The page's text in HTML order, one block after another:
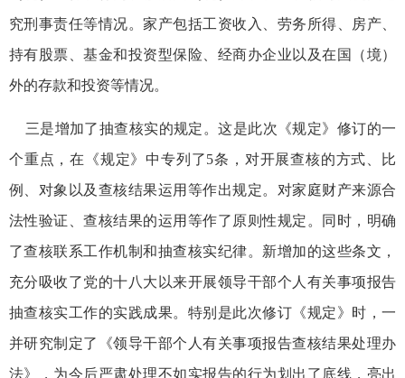
究刑事责任等情况。家产包括工资收入、劳务所得、房产、
持有股票、基金和投资型保险、经商办企业以及在国（境）
外的存款和投资等情况。
三是增加了抽查核实的规定。这是此次《规定》修订的一
个重点，在《规定》中专列了5条，对开展查核的方式、比
例、对象以及查核结果运用等作出规定。对家庭财产来源合
法性验证、查核结果的运用等作了原则性规定。同时，明确
了查核联系工作机制和抽查核实纪律。新增加的这些条文，
充分吸收了党的十八大以来开展领导干部个人有关事项报告
抽查核实工作的实践成果。特别是此次修订《规定》时，一
并研究制定了《领导干部个人有关事项报告查核结果处理办
法》，为今后严肃处理不如实报告的行为划出了底线，亮出